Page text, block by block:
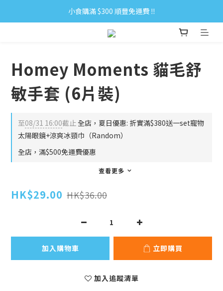
小食購滿 $300 順豐免運費 ‼
小食購滿 $300 順豐免運費 ‼
全單購滿 $500 免運費 ♥︎ 會員積分回贈 $1＝1Pt.
Homey Moments 貓毛舒
敏手套 (6片裝)
至08/31 16:00截止全店，夏日優惠: 折實滿$380送一set寵物
太陽眼鏡+涼爽冰頸巾（Random）
全店，滿$500免運費優惠
查看更多
HK$29.00 HK$36.00
加入購物車 立即購買
加入追蹤清單